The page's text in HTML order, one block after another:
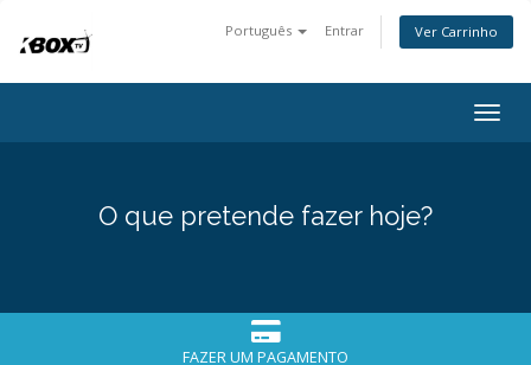
Português Entrar Ver Carrinho
O que pretende fazer hoje?
FAZER UM PAGAMENTO